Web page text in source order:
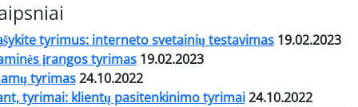
tyrimus: interneto svetainių testavimas 19.02.2023
įrangos tyrimas 19.02.2023
tyrimas 24.10.2022
tyrimai: klientų pasitenkinimo tyrimai 24.10.2022